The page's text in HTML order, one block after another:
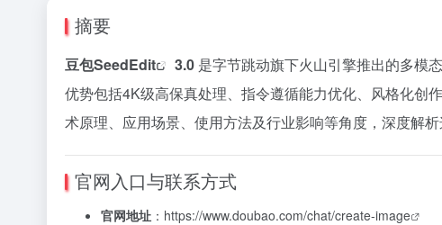
摘要
豆包SeedEdit 3.0 是字节跳动旗下火山引擎推出的多模
优势包括4K级高保真处理、指令遵循能力优化、风格化创
术原理、应用场景、使用方法及行业影响等角度，深度解析
官网入口与联系方式
官网地址 ： https://www.doubao.com/chat/create-image